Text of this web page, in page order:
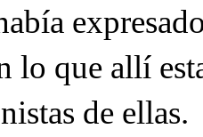
lo que allí
de ellas.